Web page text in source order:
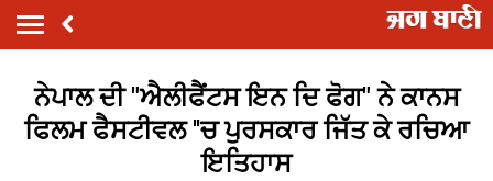
ਨੇਪਾਲ ਦੀ "ਐਲੀਫੈਂਟਸ ਇਨ ਦਿ ਫੋਗ" ਨੇ ਕਾਨਸ
ਫਿਲਮ ਫੈਸਟੀਵਲ ''ਚ ਪੁਰਸਕਾਰ ਜਿੱਤ ਕੇ ਰਚਿਆ
ਇਤਿਹਾਸ